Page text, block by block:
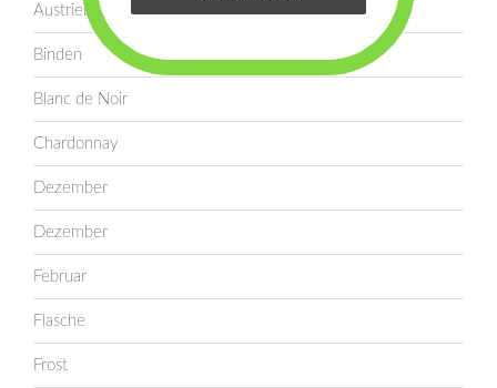
Austrieb
Binden
Blanc de Noir
Chardonnay
Dezember
Dezember
Februar
Flasche
Frost